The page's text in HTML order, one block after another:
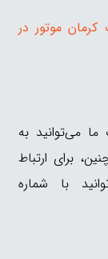
موتور در
می‌توانید به
برای ارتباط
با شماره